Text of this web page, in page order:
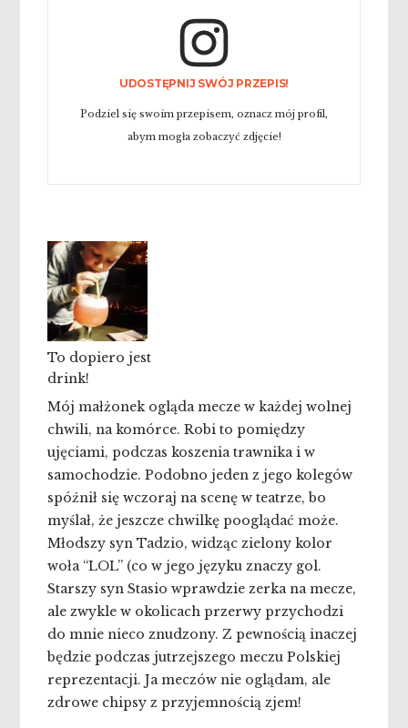
UDOSTĘPNIJ SWÓJ PRZEPIS!
Podziel się swoim przepisem, oznacz mój profil,
abym mogła zobaczyć zdjęcie!
To dopiero jest
drink!
Mój małżonek ogląda mecze w każdej wolnej
chwili, na komórce. Robi to pomiędzy
ujęciami, podczas koszenia trawnika i w
samochodzie. Podobno jeden z jego kolegów
spóźnił się wczoraj na scenę w teatrze, bo
myślał, że jeszcze chwilkę pooglądać może.
Młodszy syn Tadzio, widząc zielony kolor
woła “LOL” (co w jego języku znaczy gol.
Starszy syn Stasio wprawdzie zerka na mecze,
ale zwykle w okolicach przerwy przychodzi
do mnie nieco znudzony. Z pewnością inaczej
będzie podczas jutrzejszego meczu Polskiej
reprezentacji. Ja meczów nie oglądam, ale
zdrowe chipsy z przyjemnością zjem!